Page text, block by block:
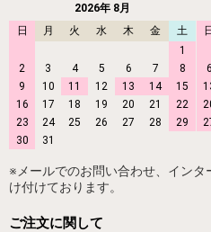
2026年 8月
日
月 火 水 木 金
土
1
2
3 4 5 6 7
8
9
10 11 12 13 14
15
16
17 18 19 20 21
22
23
24 25 26 27 28
29
30
31
6
※メールでのお問い合わせ、イン
け付けております。
ご注文に関して